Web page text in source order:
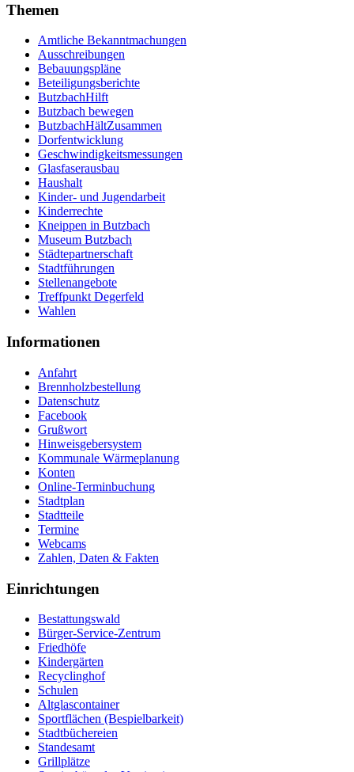
Themen
Amtliche Bekanntmachungen
Ausschreibungen
Bebauungspläne
Beteiligungsberichte
ButzbachHilft
Butzbach bewegen
ButzbachHältZusammen
Dorfentwicklung
Geschwindigkeitsmessungen
Glasfaserausbau
Haushalt
Kinder- und Jugendarbeit
Kinderrechte
Kneippen in Butzbach
Museum Butzbach
Städtepartnerschaft
Stadtführungen
Stellenangebote
Treffpunkt Degerfeld
Wahlen
Informationen
Anfahrt
Brennholzbestellung
Datenschutz
Facebook
Grußwort
Hinweisgebersystem
Kommunale Wärmeplanung
Konten
Online-Terminbuchung
Stadtplan
Stadtteile
Termine
Webcams
Zahlen, Daten & Fakten
Einrichtungen
Bestattungswald
Bürger-Service-Zentrum
Friedhöfe
Kindergärten
Recyclinghof
Schulen
Altglascontainer
Sportflächen (Bespielbarkeit)
Stadtbüchereien
Standesamt
Grillplätze